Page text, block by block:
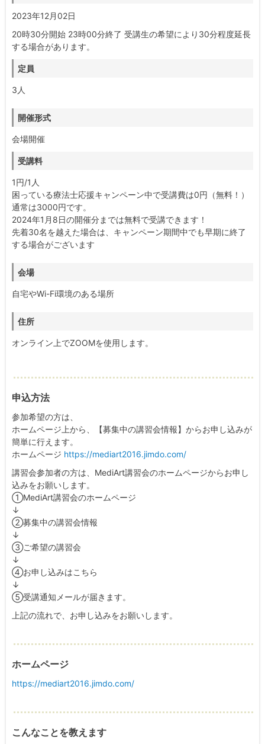
2023年12月02日
20時30分開始 23時00分終了 受講生の希望により30分程度延長
する場合があります。
定員
3人
開催形式
会場開催
受講料
1円/1人
困っている療法士応援キャンペーン中で受講費は0円（無料！）
通常は3000円です。
2024年1月8日の開催分までは無料で受講できます！
先着30名を越えた場合は、キャンペーン期間中でも早期に終了
する場合がございます
会場
自宅やWi-Fi環境のある場所
住所
オンライン上でZOOMを使用します。
申込方法
参加希望の方は、
ホームページ上から、【募集中の講習会情報】からお申し込みが
簡単に行えます。
ホームページ https://mediart2016.jimdo.com/
講習会参加者の方は、MediArt講習会のホームページからお申し
込みをお願いします。
①MediArt講習会のホームページ
↓
②募集中の講習会情報
↓
③ご希望の講習会
↓
④お申し込みはこちら
↓
⑤受講通知メールが届きます。
上記の流れで、お申し込みをお願いします。
ホームページ
https://mediart2016.jimdo.com/
こんなことを教えます